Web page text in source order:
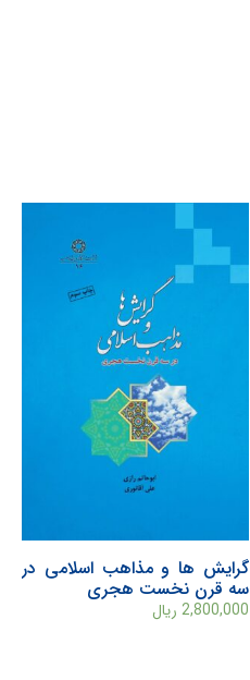
گرايش‌ ها و مذاهب اسلامی در
سه قرن نخست هجری
2,800,000 ریال